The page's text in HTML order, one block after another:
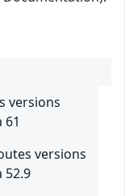
versions
versions
52.9